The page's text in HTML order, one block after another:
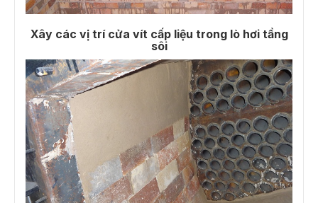
Xây các vị trí cửa vít cấp liệu trong lò hơi tầng
sôi​